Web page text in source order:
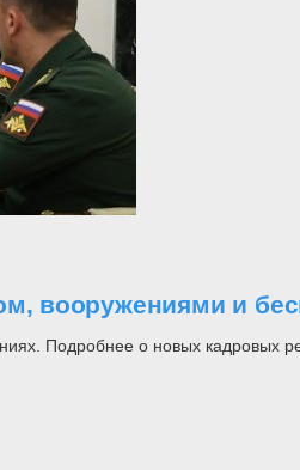
вооружениями и
Подробнее о новых кадровых